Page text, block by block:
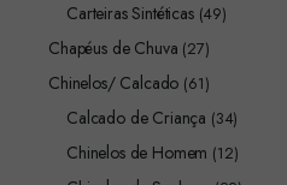
Carteiras Sintéticas (49)
Chapéus de Chuva (27)
Chinelos/ Calcado (61)
Calcado de Criança (34)
Chinelos de Homem (12)